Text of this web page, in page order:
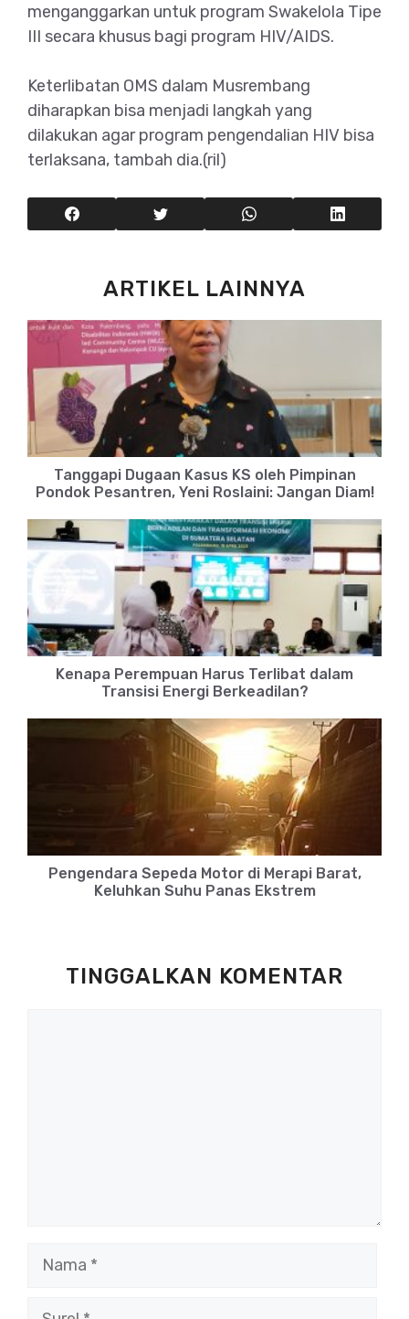
menganggarkan untuk program Swakelola Tipe
III secara khusus bagi program HIV/AIDS.
Keterlibatan OMS dalam Musrembang
diharapkan bisa menjadi langkah yang
dilakukan agar program pengendalian HIV bisa
terlaksana, tambah dia.(ril)
ARTIKEL LAINNYA
Tanggapi Dugaan Kasus KS oleh Pimpinan
Pondok Pesantren, Yeni Roslaini: Jangan Diam!
Kenapa Perempuan Harus Terlibat dalam
Transisi Energi Berkeadilan?
Pengendara Sepeda Motor di Merapi Barat,
Keluhkan Suhu Panas Ekstrem
TINGGALKAN KOMENTAR
Nama
Surel